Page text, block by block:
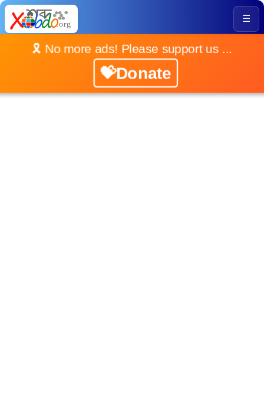
☰
🎗️ No more ads! Please support us ...
💝Donate